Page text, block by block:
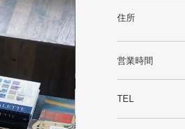
住所
営業時間
TEL